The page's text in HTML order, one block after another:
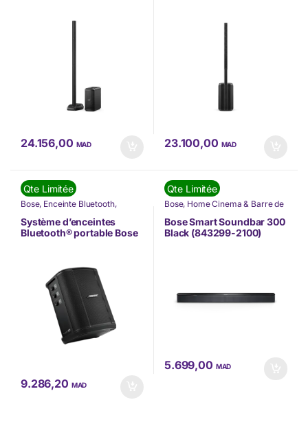
24.156,00 MAD 23.100,00 MAD
Qte Limitée
Bose, Enceinte Bluetooth,
Marques,Son,Tv & High Tech
Système d’enceintes
Bluetooth® portable Bose
9.286,20 MAD
Qte Limitée
Bose, Home Cinema & Barre de
Marques,Nouvel arrivage, Son,
Tv & High Tech
Bose Smart Soundbar 300
Black (843299-2100)
5.699,00 MAD